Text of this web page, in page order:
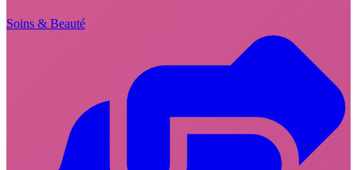
Soins & Beauté